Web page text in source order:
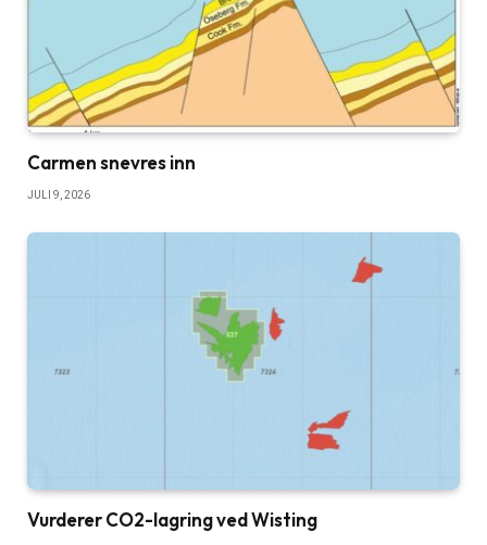
Carmen snevres inn
JULI 9, 2026
Vurderer CO2-lagring ved Wisting